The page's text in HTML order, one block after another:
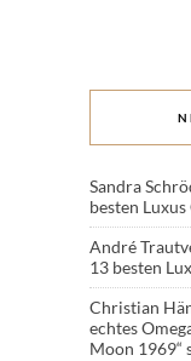
Sandra
besten
André
13 besten
Christian
echtes
Moon 1969“